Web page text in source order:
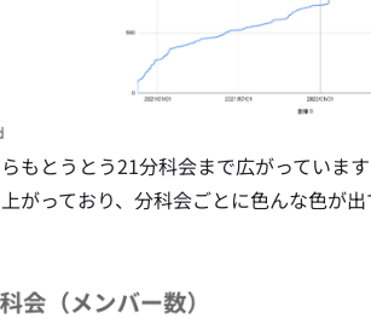
もとうとう21分科会まで広がっていま
がっており、分科会ごとに色んな色が出